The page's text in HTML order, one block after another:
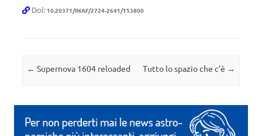
Doi: 10.20371/INAF/2724-2641/153800
Navigazione articolo
← Supernova 1604 reloaded Tutto lo spazio che c’è →